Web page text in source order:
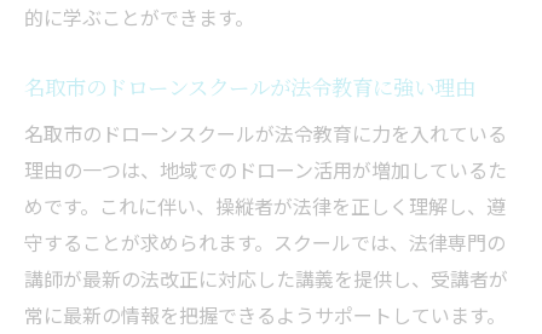
的に学ぶことができます。
名取市のドローンスクールが法令教育に強い理由
名取市のドローンスクールが法令教育に力を入れている
理由の一つは、地域でのドローン活用が増加しているた
めです。これに伴い、操縦者が法律を正しく理解し、遵
守することが求められます。スクールでは、法律専門の
講師が最新の法改正に対応した講義を提供し、受講者が
常に最新の情報を把握できるようサポートしています。